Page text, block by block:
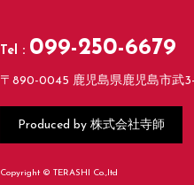
Tel : 099-250-6679
〒890-0045 鹿児島県鹿児島市武
Produced by 株式会社寺師
Copyright © TERASHI Co.,ltd